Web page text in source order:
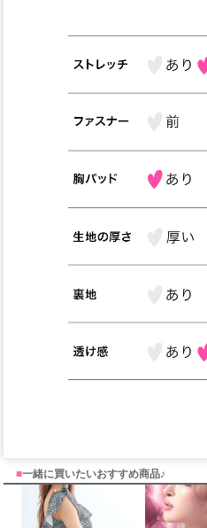
■一緒に買いたいおすすめ商品♪